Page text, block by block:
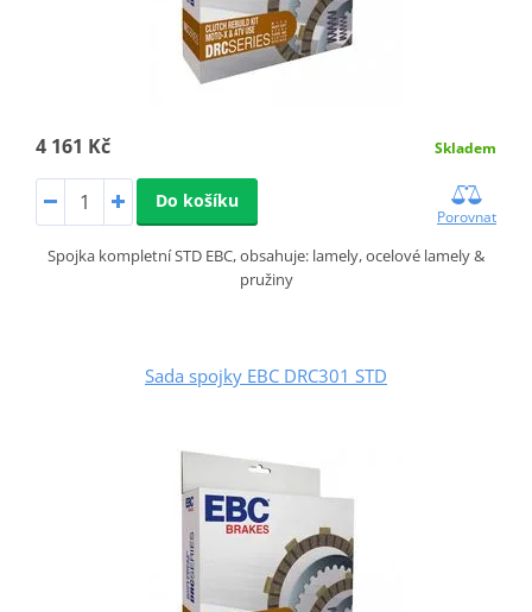
4 161 Kč Skladem
Do košíku
Porovnat
Spojka kompletní STD EBC, obsahuje: lamely, ocelové lamely &
pružiny
Sada spojky EBC DRC301 STD